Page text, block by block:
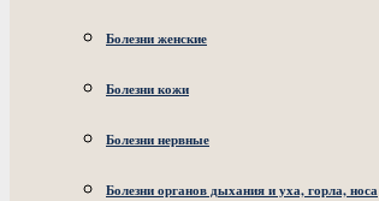
Болезни женские
Болезни кожи
Болезни нервные
Болезни органов дыхания и уха, горла, носа